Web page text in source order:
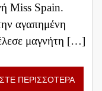
Miss Spain.
αγαπημένη
μαγνήτη […]
ΠΕΡΙΣΣΟΤΕΡΑ